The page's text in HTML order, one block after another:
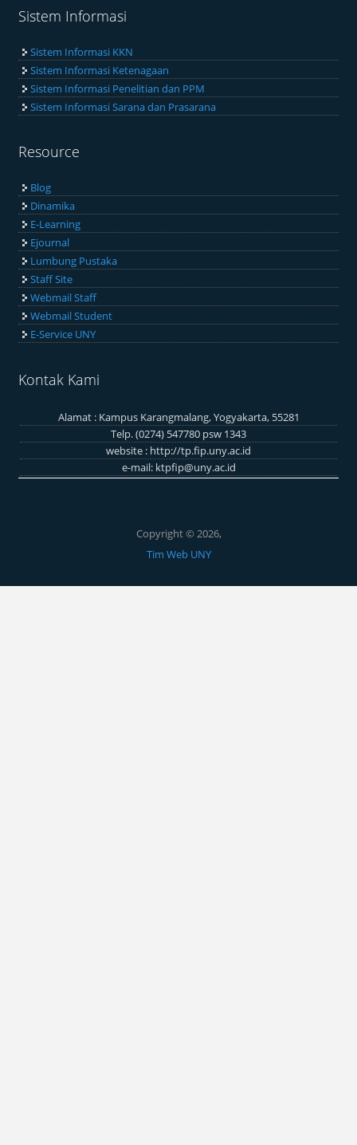
Sistem Informasi
Sistem Informasi KKN
Sistem Informasi Ketenagaan
Sistem Informasi Penelitian dan PPM
Sistem Informasi Sarana dan Prasarana
Resource
Blog
Dinamika
E-Learning
Ejournal
Lumbung Pustaka
Staff Site
Webmail Staff
Webmail Student
E-Service UNY
Kontak Kami
Alamat : Kampus Karangmalang, Yogyakarta, 55281
Telp. (0274) 547780 psw 1343
website : http://tp.fip.uny.ac.id
e-mail: ktpfip@uny.ac.id
Copyright © 2026,
Tim Web UNY